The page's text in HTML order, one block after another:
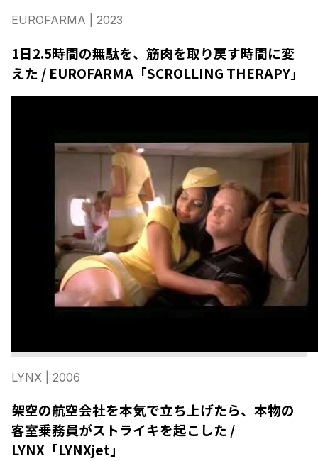
EUROFARMA | 2023
1日2.5時間の無駄を、筋肉を取り戻す時間に変
えた / EUROFARMA「SCROLLING THERAPY」
LYNX | 2006
架空の航空会社を本気で立ち上げたら、本物の
客室乗務員がストライキを起こした /
LYNX「LYNXjet」